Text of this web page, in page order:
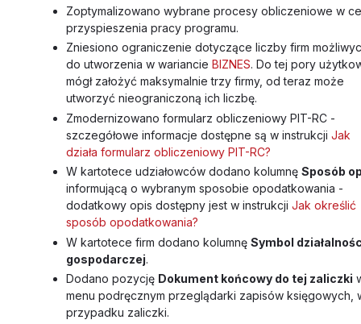
Zoptymalizowano wybrane procesy obliczeniowe w
przyspieszenia pracy programu.
Zniesiono ograniczenie dotyczące liczby firm
do utworzenia w wariancie BIZNES. Do tej pory
mógł założyć maksymalnie trzy firmy, od teraz może
utworzyć nieograniczoną ich liczbę.
Zmodernizowano formularz obliczeniowy PIT-RC -
szczegółowe informacje dostępne są w instrukcji Jak
działa formularz obliczeniowy PIT-RC?
W kartotece udziałowców dodano kolumnę Sposób
informującą o wybranym sposobie opodatkowania -
dodatkowy opis dostępny jest w instrukcji Jak określić
sposób opodatkowania?
W kartotece firm dodano kolumnę Symbol
gospodarczej.
Dodano pozycję Dokument końcowy do tej zaliczki
menu podręcznym przeglądarki zapisów księgowych,
przypadku zaliczki.